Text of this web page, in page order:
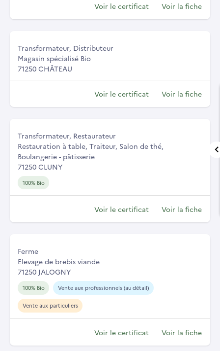
Voir le certificat Voir la fiche
Transformateur, Distributeur
Magasin spécialisé Bio
71250 CHÂTEAU
Voir le certificat Voir la fiche
Transformateur, Restaurateur
Restauration à table, Traiteur, Salon de thé,
Boulangerie - pâtisserie
71250 CLUNY
100% Bio
Voir le certificat Voir la fiche
Ferme
Elevage de brebis viande
71250 JALOGNY
100% Bio Vente aux professionnels (au détail)
Vente aux particuliers
Voir le certificat Voir la fiche